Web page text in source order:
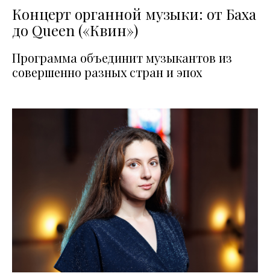
Концерт органной музыки: от Баха
до Queen («Квин»)
Программа объединит музыкантов из
совершенно разных стран и эпох